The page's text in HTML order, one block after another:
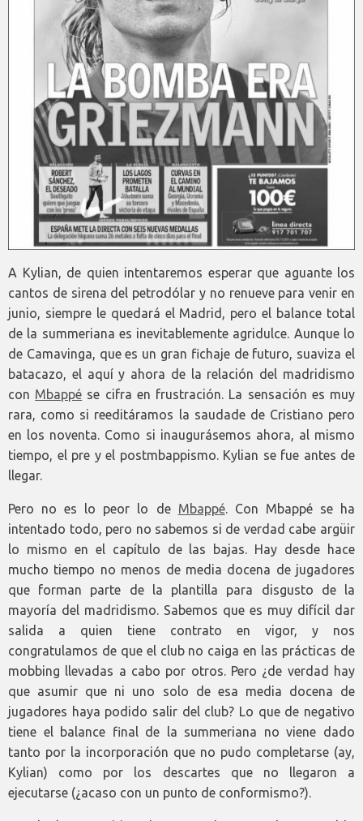
A Kylian, de quien intentaremos esperar que aguante los
cantos de sirena del petrodólar y no renueve para venir en
junio, siempre le quedará el Madrid, pero el balance total
de la summeriana es inevitablemente agridulce. Aunque lo
de Camavinga, que es un gran fichaje de futuro, suaviza el
batacazo, el aquí y ahora de la relación del madridismo
con Mbappé se cifra en frustración. La sensación es muy
rara, como si reeditáramos la saudade de Cristiano pero
en los noventa. Como si inaugurásemos ahora, al mismo
tiempo, el pre y el postmbappismo. Kylian se fue antes de
llegar.
Pero no es lo peor lo de Mbappé. Con Mbappé se ha
intentado todo, pero no sabemos si de verdad cabe argüir
lo mismo en el capítulo de las bajas. Hay desde hace
mucho tiempo no menos de media docena de jugadores
que forman parte de la plantilla para disgusto de la
mayoría del madridismo. Sabemos que es muy difícil dar
salida a quien tiene contrato en vigor, y nos
congratulamos de que el club no caiga en las prácticas de
mobbing llevadas a cabo por otros. Pero ¿de verdad hay
que asumir que ni uno solo de esa media docena de
jugadores haya podido salir del club? Lo que de negativo
tiene el balance final de la summeriana no viene dado
tanto por la incorporación que no pudo completarse (ay,
Kylian) como por los descartes que no llegaron a
ejecutarse (¿acaso con un punto de conformismo?).